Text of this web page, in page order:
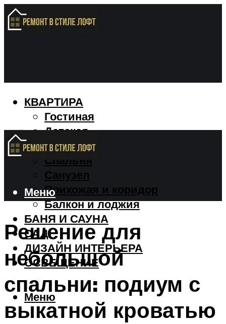
КВАРТИРА
Гостиная
Детская
Кухня
Спальня
Санузел
Прихожая и коридор
Балкон и лоджия
БАНЯ И САУНА
САД
ДИЗАЙН ИНТЕРЬЕРА
ОСВЕЩЕНИЕ
Меню
Меню
Решение для
небольшой
спальни: подиум с
выкатной кроватью